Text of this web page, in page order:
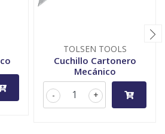
TOLSEN TOOLS
Cuchillo Cartonero
Mecánico
+
-